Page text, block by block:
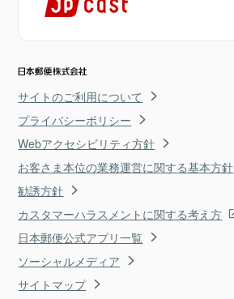
サイトのご利用について
プライバシーポリシー
Webアクセシビリティ方針
お客さま本位の業務運営に関する基本方針
勧誘方針
カスタマーハラスメントに関する考え方
日本郵便公式アプリ一覧
ソーシャルメディア
サイトマップ